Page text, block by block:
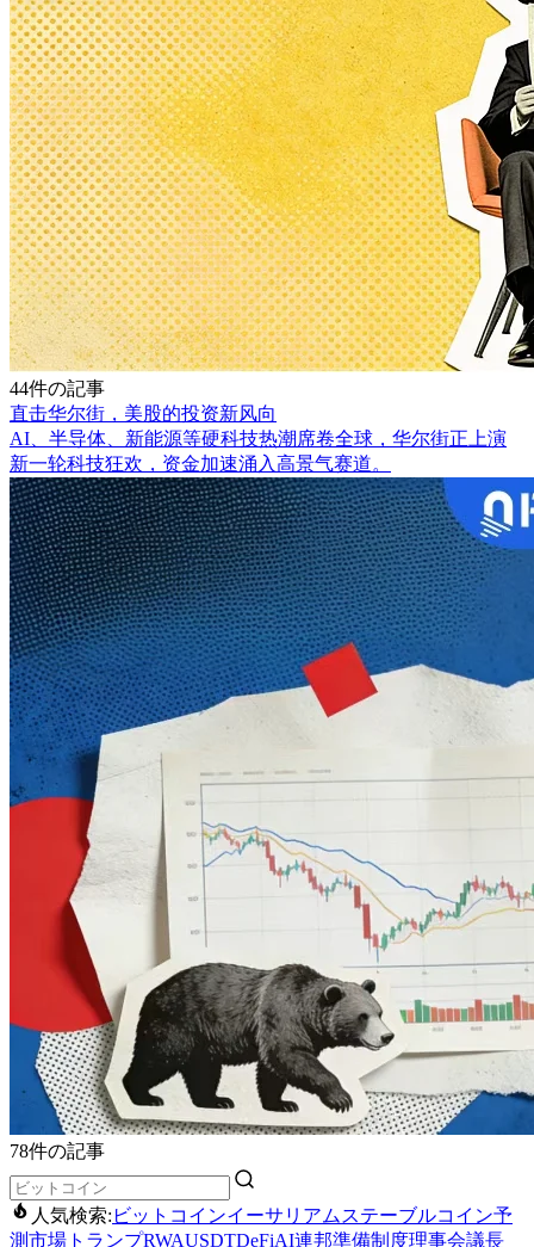
44件の記事
直击华尔街，美股的投资新风向
AI、半导体、新能源等硬科技热潮席卷全球，华尔街正上演
新一轮科技狂欢，资金加速涌入高景气赛道。
78件の記事
人気検索: ビットコインイーサリアム ステーブルコイン予
測市場 トランプRWAUSDTDeFiAI連邦準備制度理事会議長